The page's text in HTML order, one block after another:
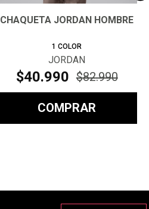
CHAQUETA JORDAN HOMBRE
1 COLOR
JORDAN
$40.990 $82.990
COMPRAR